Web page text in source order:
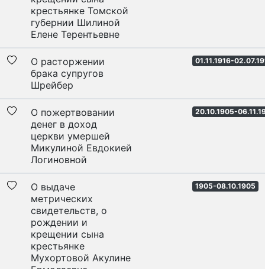
крестьянке Томской
губернии Шилиной
Елене Терентьевне
О расторжении
брака супругов
Шрейбер
01.11.1916-
О пожертвовании
денег в доход
церкви умершей
Микулиной Евдокией
Логиновной
20.10.1905-
О выдаче
метрических
свидетельств, о
рождении и
крещении сына
крестьянке
Мухортовой Акулине
1905-08.10.1905